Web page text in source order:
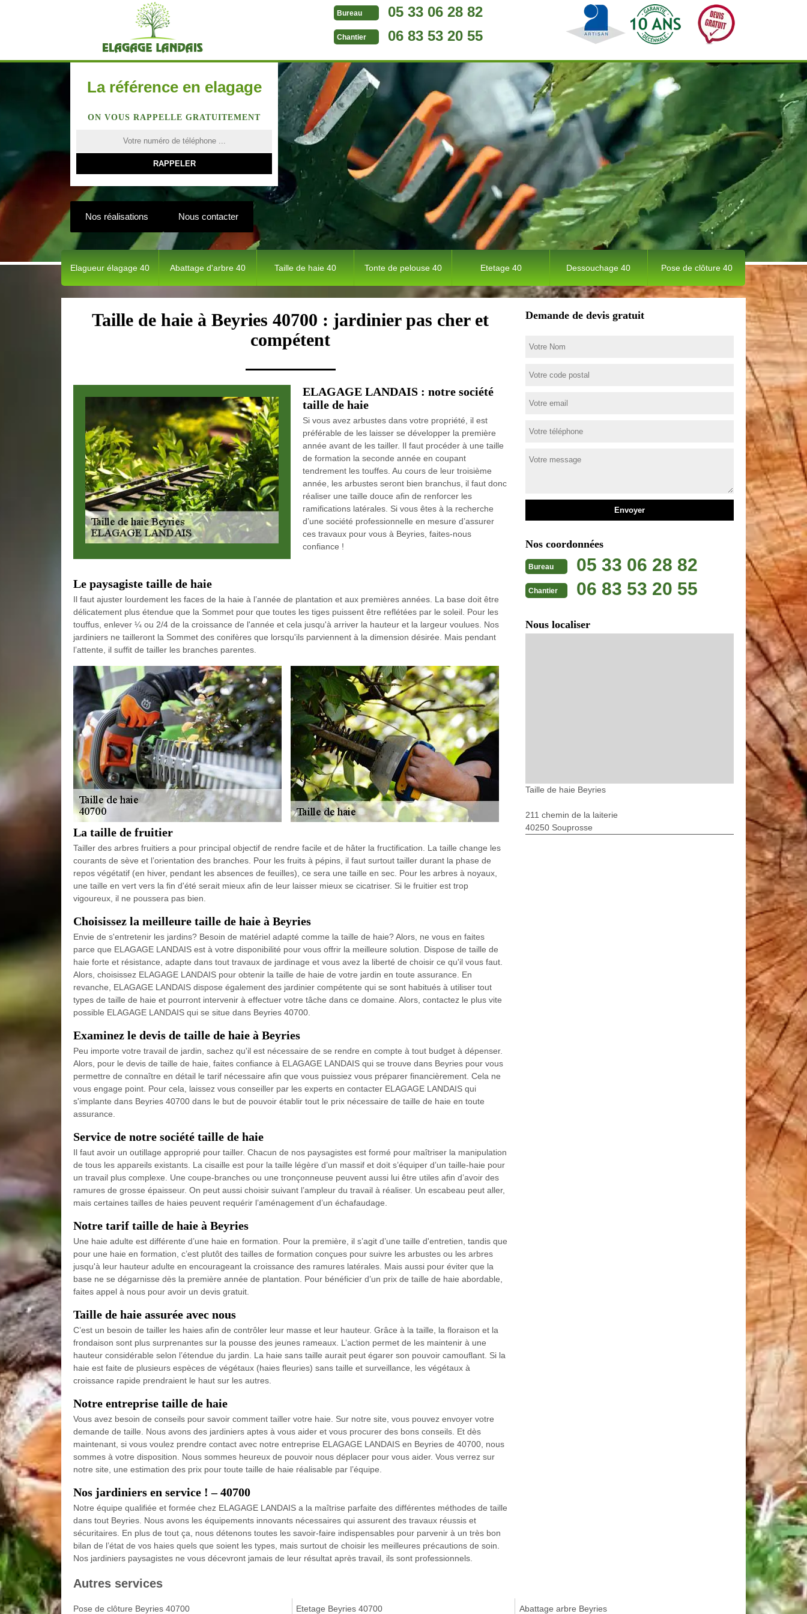
Bureau 05 33 06 28 82
Chantier 06 83 53 20 55
La référence en elagage
ON VOUS RAPPELLE GRATUITEMENT
Nos réalisations Nous contacter
Elagueur élagage 40 Abattage d'arbre 40 Taille de haie 40 Tonte de pelouse 40 Etetage 40 Dessouchage 40 Pose de clôture 40
Taille de haie à Beyries 40700 : jardinier pas cher et
compétent
ELAGAGE LANDAIS : notre société
taille de haie
Si vous avez arbustes dans votre propriété, il est
préférable de les laisser se développer la première
année avant de les tailler. Il faut procéder à une taille
de formation la seconde année en coupant
tendrement les touffes. Au cours de leur troisième
année, les arbustes seront bien branchus, il faut donc
réaliser une taille douce afin de renforcer les
ramifications latérales. Si vous êtes à la recherche
d’une société professionnelle en mesure d’assurer
ces travaux pour vous à Beyries, faites-nous
confiance !
Le paysagiste taille de haie
Il faut ajuster lourdement les faces de la haie à l’année de plantation et aux premières années. La base doit être
délicatement plus étendue que la Sommet pour que toutes les tiges puissent être reflétées par le soleil. Pour les
touffus, enlever ¼ ou 2/4 de la croissance de l'année et cela jusqu'à arriver la hauteur et la largeur voulues. Nos
jardiniers ne tailleront la Sommet des conifères que lorsqu'ils parviennent à la dimension désirée. Mais pendant
l’attente, il suffit de tailler les branches parentes.
La taille de fruitier
Tailler des arbres fruitiers a pour principal objectif de rendre facile et de hâter la fructification. La taille change les
courants de sève et l’orientation des branches. Pour les fruits à pépins, il faut surtout tailler durant la phase de
repos végétatif (en hiver, pendant les absences de feuilles), ce sera une taille en sec. Pour les arbres à noyaux,
une taille en vert vers la fin d'été serait mieux afin de leur laisser mieux se cicatriser. Si le fruitier est trop
vigoureux, il ne poussera pas bien.
Choisissez la meilleure taille de haie à Beyries
Envie de s'entretenir les jardins? Besoin de matériel adapté comme la taille de haie? Alors, ne vous en faites
parce que ELAGAGE LANDAIS est à votre disponibilité pour vous offrir la meilleure solution. Dispose de taille de
haie forte et résistance, adapte dans tout travaux de jardinage et vous avez la liberté de choisir ce qu'il vous faut.
Alors, choisissez ELAGAGE LANDAIS pour obtenir la taille de haie de votre jardin en toute assurance. En
revanche, ELAGAGE LANDAIS dispose également des jardinier compétente qui se sont habitués à utiliser tout
types de taille de haie et pourront intervenir à effectuer votre tâche dans ce domaine. Alors, contactez le plus vite
possible ELAGAGE LANDAIS qui se situe dans Beyries 40700.
Examinez le devis de taille de haie à Beyries
Peu importe votre travail de jardin, sachez qu'il est nécessaire de se rendre en compte à tout budget à dépenser.
Alors, pour le devis de taille de haie, faites confiance à ELAGAGE LANDAIS qui se trouve dans Beyries pour vous
permettre de connaître en détail le tarif nécessaire afin que vous puissiez vous préparer financièrement. Cela ne
vous engage point. Pour cela, laissez vous conseiller par les experts en contacter ELAGAGE LANDAIS qui
s'implante dans Beyries 40700 dans le but de pouvoir établir tout le prix nécessaire de taille de haie en toute
assurance.
Service de notre société taille de haie
Il faut avoir un outillage approprié pour tailler. Chacun de nos paysagistes est formé pour maîtriser la manipulation
de tous les appareils existants. La cisaille est pour la taille légère d’un massif et doit s’équiper d’un taille-haie pour
un travail plus complexe. Une coupe-branches ou une tronçonneuse peuvent aussi lui être utiles afin d’avoir des
ramures de grosse épaisseur. On peut aussi choisir suivant l’ampleur du travail à réaliser. Un escabeau peut aller,
mais certaines tailles de haies peuvent requérir l’aménagement d’un échafaudage.
Notre tarif taille de haie à Beyries
Une haie adulte est différente d’une haie en formation. Pour la première, il s’agit d’une taille d'entretien, tandis que
pour une haie en formation, c’est plutôt des tailles de formation conçues pour suivre les arbustes ou les arbres
jusqu'à leur hauteur adulte en encourageant la croissance des ramures latérales. Mais aussi pour éviter que la
base ne se dégarnisse dès la première année de plantation. Pour bénéficier d’un prix de taille de haie abordable,
faites appel à nous pour avoir un devis gratuit.
Taille de haie assurée avec nous
C’est un besoin de tailler les haies afin de contrôler leur masse et leur hauteur. Grâce à la taille, la floraison et la
frondaison sont plus surprenantes sur la pousse des jeunes rameaux. L’action permet de les maintenir à une
hauteur considérable selon l’étendue du jardin. La haie sans taille aurait peut égarer son pouvoir camouflant. Si la
haie est faite de plusieurs espèces de végétaux (haies fleuries) sans taille et surveillance, les végétaux à
croissance rapide prendraient le haut sur les autres.
Notre entreprise taille de haie
Vous avez besoin de conseils pour savoir comment tailler votre haie. Sur notre site, vous pouvez envoyer votre
demande de taille. Nous avons des jardiniers aptes à vous aider et vous procurer des bons conseils. Et dès
maintenant, si vous voulez prendre contact avec notre entreprise ELAGAGE LANDAIS en Beyries de 40700, nous
sommes à votre disposition. Nous sommes heureux de pouvoir nous déplacer pour vous aider. Vous verrez sur
notre site, une estimation des prix pour toute taille de haie réalisable par l’équipe.
Nos jardiniers en service ! – 40700
Notre équipe qualifiée et formée chez ELAGAGE LANDAIS a la maîtrise parfaite des différentes méthodes de taille
dans tout Beyries. Nous avons les équipements innovants nécessaires qui assurent des travaux réussis et
sécuritaires. En plus de tout ça, nous détenons toutes les savoir-faire indispensables pour parvenir à un très bon
bilan de l’état de vos haies quels que soient les types, mais surtout de choisir les meilleures précautions de soin.
Nos jardiniers paysagistes ne vous décevront jamais de leur résultat après travail, ils sont professionnels.
Demande de devis gratuit
Nos coordonnées
Bureau 05 33 06 28 82
Chantier 06 83 53 20 55
Nous localiser
Taille de haie Beyries
211 chemin de la laiterie
40250 Souprosse
Autres services
Pose de clôture Beyries 40700 Etetage Beyries 40700 Abattage arbre Beyries